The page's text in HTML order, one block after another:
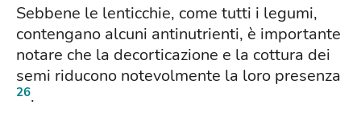
Sebbene le lenticchie, come tutti i legumi,
contengano alcuni antinutrienti, è importante
notare che la decorticazione e la cottura dei
semi riducono notevolmente la loro presenza
26.